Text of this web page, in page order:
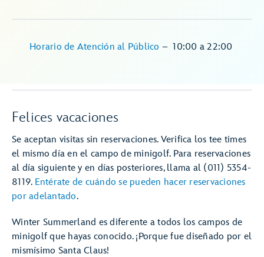
Horario de Atención al Público –10:00 a 22:00
Felices vacaciones
Se aceptan visitas sin reservaciones. Verifica los tee times
el mismo día en el campo de minigolf. Para reservaciones
al día siguiente y en días posteriores, llama al (011) 5354-
8119. Entérate de cuándo se pueden hacer reservaciones
por adelantado.
Winter Summerland es diferente a todos los campos de
minigolf que hayas conocido. ¡Porque fue diseñado por el
mismísimo Santa Claus!